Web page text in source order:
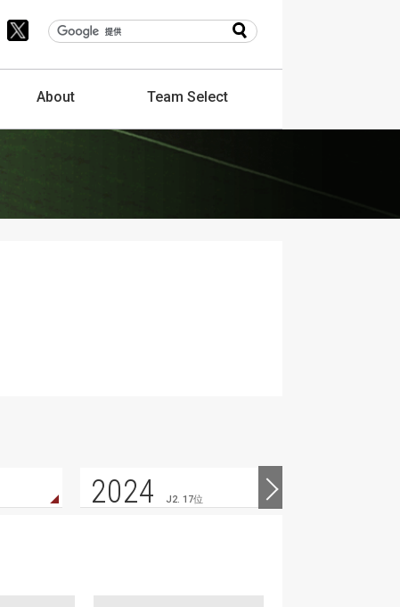
About TeamSelect
2024 J2. 17位